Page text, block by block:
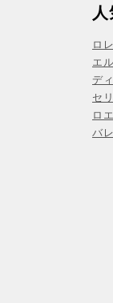
ロ
エ
デ
セ
ロ
バ